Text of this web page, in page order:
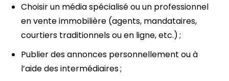
Choisir un média spécialisé ou un professionnel
en vente immobilière (agents, mandataires,
courtiers traditionnels ou en ligne, etc.) ;
Publier des annonces personnellement ou à
l’aide des intermédiaires ;